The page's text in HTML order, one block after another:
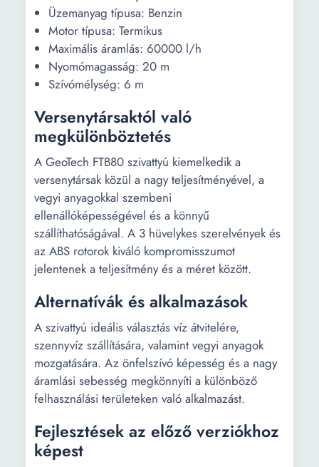
Üzemanyag típusa: Benzin
Motor típusa: Termikus
Maximális áramlás: 60000 l/h
Nyomómagasság: 20 m
Szívómélység: 6 m
Versenytársaktól való
megkülönböztetés
A GeoTech FTB80 szivattyú kiemelkedik a
versenytársak közül a nagy teljesítményével, a
vegyi anyagokkal szembeni
ellenállóképességével és a könnyű
szállíthatóságával. A 3 hüvelykes szerelvények és
az ABS rotorok kiváló kompromisszumot
jelentenek a teljesítmény és a méret között.
Alternatívák és alkalmazások
A szivattyú ideális választás víz átvitelére,
szennyvíz szállítására, valamint vegyi anyagok
mozgatására. Az önfelszívó képesség és a nagy
áramlási sebesség megkönnyíti a különböző
felhasználási területeken való alkalmazást.
Fejlesztések az előző verziókhoz
képest